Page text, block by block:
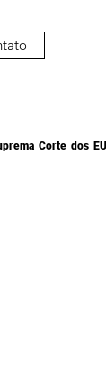
Corte dos